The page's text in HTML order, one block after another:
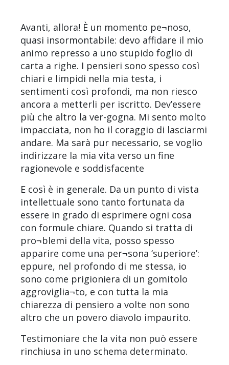
Avanti, allora! È un momento pe¬noso,
quasi insormontabile: devo affidare il mio
animo represso a uno stupido foglio di
carta a righe. I pensieri sono spesso così
chiari e limpidi nella mia testa, i
sentimenti così profondi, ma non riesco
ancora a metterli per iscritto. Dev’essere
più che altro la ver-gogna. Mi sento molto
impacciata, non ho il coraggio di lasciarmi
andare. Ma sarà pur necessario, se voglio
indirizzare la mia vita verso un fine
ragionevole e soddisfacente
E così è in generale. Da un punto di vista
intellettuale sono tanto fortunata da
essere in grado di esprimere ogni cosa
con formule chiare. Quando si tratta di
pro¬blemi della vita, posso spesso
apparire come una per¬sona ‘superiore’:
eppure, nel profondo di me stessa, io
sono come prigioniera di un gomitolo
aggroviglia¬to, e con tutta la mia
chiarezza di pensiero a volte non sono
altro che un povero diavolo impaurito.
Testimoniare che la vita non può essere
rinchiusa in uno schema determinato.